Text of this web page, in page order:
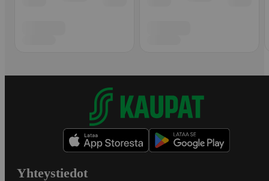
Yhteystiedot